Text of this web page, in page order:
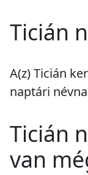
Ticián
A(z) Ticián
naptári
Ticián
van